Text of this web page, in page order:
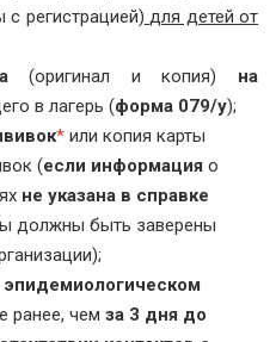
регистрацией) для детей от
(оригинал и копия)
на
в лагерь (форма 079/у);
* или копия карты
(если информация о
не указана в справке
должны быть заверены
эпидемиологическом
ранее, чем за 3 дня до